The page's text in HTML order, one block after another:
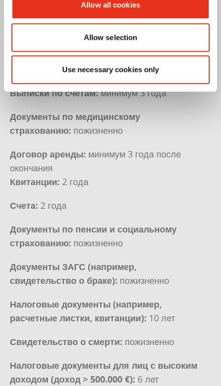
Allow all cookies
Allow selection
Use necessary cookies only
Расчетные листки (как доказательство
для пенсионных требований):пожизненно
Договоры купли-продажи:2 года
Выписки по счетам:минимум 3 года
Документы по медицинскому
страхованию: пожизненно
Договор аренды: минимум 3 года после
окончания
Квитанции: 2 года
Счета: 2 года
Документы по пенсии и социальному
страхованию: пожизненно
Документы ЗАГС (например,
свидетельство о браке): пожизненно
Налоговые документы (например,
расчетные листки, квитанции): 10 лет
Свидетельство о смерти: пожизненно
Налоговые документы для лиц с высоким
доходом (доход > 500.000 €): 6 лет